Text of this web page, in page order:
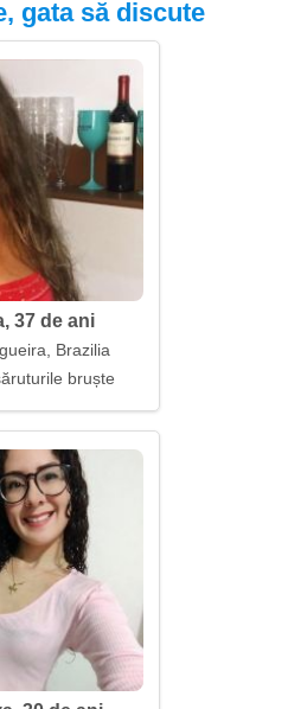
gata să discute
37 de ani
Brazilia
bruște